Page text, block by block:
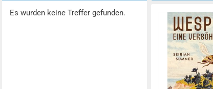
Es wurden keine Treffer gefunden.